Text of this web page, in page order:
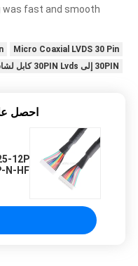
was fast and smooth.
Micro Coaxial LVDS 30 Pin
30PIN إلى 30PIN Lvds كابل لشاشة LCD
احصل
N-HF